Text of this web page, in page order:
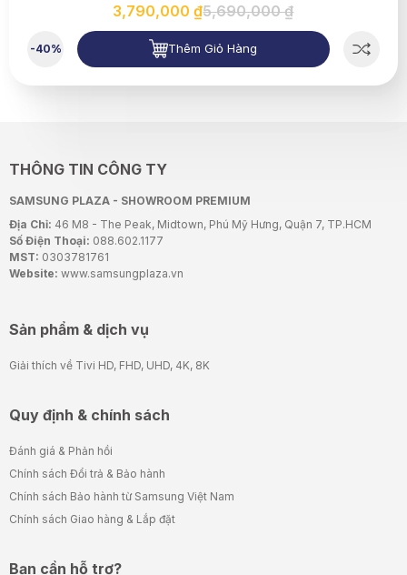
3,790,000 ₫5,690,000 ₫
-40% Thêm Giỏ Hàng
THÔNG TIN CÔNG TY
SAMSUNG PLAZA - SHOWROOM PREMIUM
Địa Chỉ: 46 M8 - The Peak, Midtown, Phú Mỹ Hưng, Quận 7, TP.HCM
Số Điện Thoại: 088.602.1177
MST: 0303781761
Website: www.samsungplaza.vn
Sản phẩm & dịch vụ
Giải thích về Tivi HD, FHD, UHD, 4K, 8K
Quy định & chính sách
Đánh giá & Phản hồi
Chính sách Đổi trả & Bảo hành
Chính sách Bảo hành từ Samsung Việt Nam
Chính sách Giao hàng & Lắp đặt
Bạn cần hỗ trợ?